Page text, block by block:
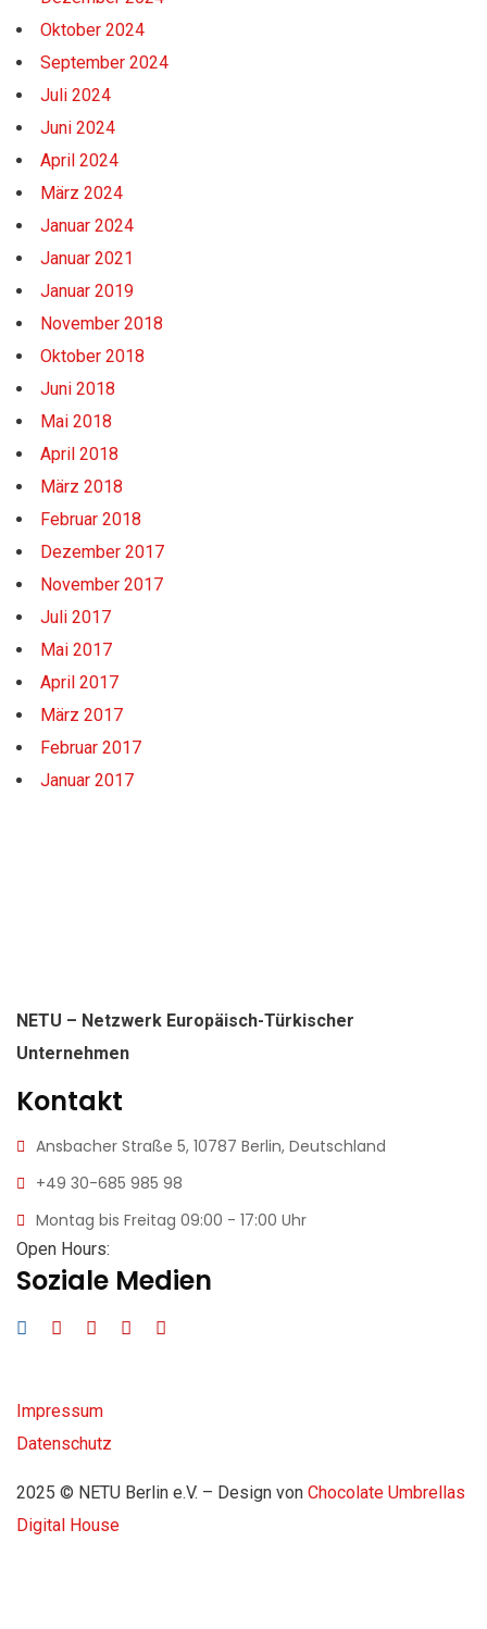
Oktober 2024
September 2024
Juli 2024
Juni 2024
April 2024
März 2024
Januar 2024
Januar 2021
Januar 2019
November 2018
Oktober 2018
Juni 2018
Mai 2018
April 2018
März 2018
Februar 2018
Dezember 2017
November 2017
Juli 2017
Mai 2017
April 2017
März 2017
Februar 2017
Januar 2017
NETU – Netzwerk Europäisch-Türkischer
Unternehmen
Kontakt
Ansbacher Straße 5, 10787 Berlin, Deutschland
+49 30-685 985 98
Montag bis Freitag 09:00 - 17:00 Uhr
Open Hours:
Soziale Medien
Impressum
Datenschutz
2025 © NETU Berlin e.V. – Design von Chocolate Umbrellas
Digital House